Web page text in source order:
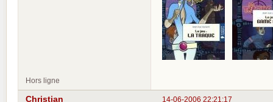
Hors ligne
14-06-2006 22:21:17
Christian